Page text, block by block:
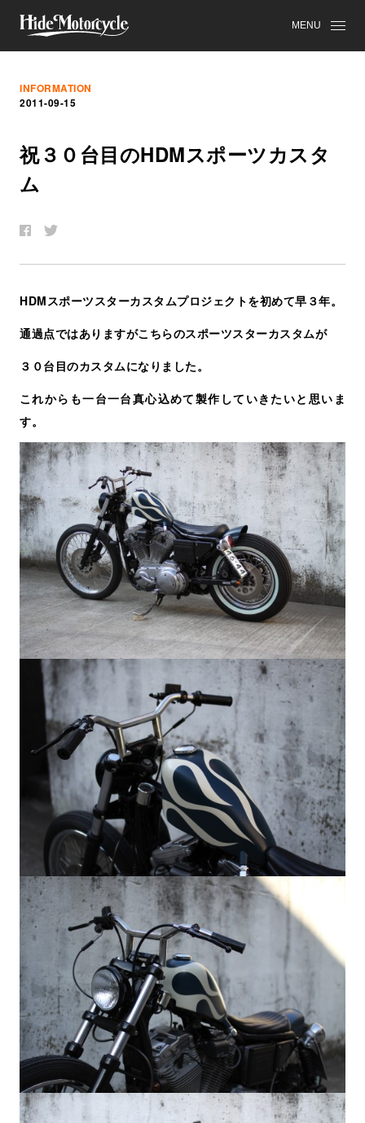
MENU
INFORMATION
2011-09-15
祝３０ 台目のHDMスポーツカスタ
ム
HDMスポーツスターカスタムプロジェクトを初めて早３年。
通過点ではありますがこちらのスポーツスターカスタムが
３０台目のカスタムになりました。
これからも一台一台真心込めて製作していきたいと思いま
す。